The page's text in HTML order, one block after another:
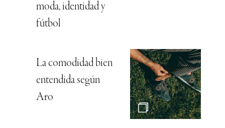
moda, identidad y
fútbol
La comodidad bien
entendida según
Aro